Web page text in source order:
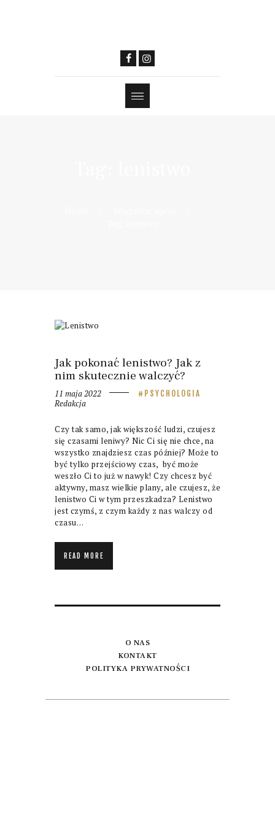
Jak pokonać lenistwo? Jak z
nim skutecznie walczyć?
11 maja 2022 PSYCHOLOGIA
Redakcja
Czy tak samo, jak większość ludzi, czujesz
się czasami leniwy? Nic Ci się nie chce, na
wszystko znajdziesz czas później? Może to
być tylko przejściowy czas, być może
weszło Ci to już w nawyk! Czy chcesz być
aktywny, masz wielkie plany, ale czujesz, że
lenistwo Ci w tym przeszkadza? Lenistwo
jest czymś, z czym każdy z nas walczy od
czasu…
READ MORE
O NAS
KONTAKT
POLITYKA PRYWATNOŚCI